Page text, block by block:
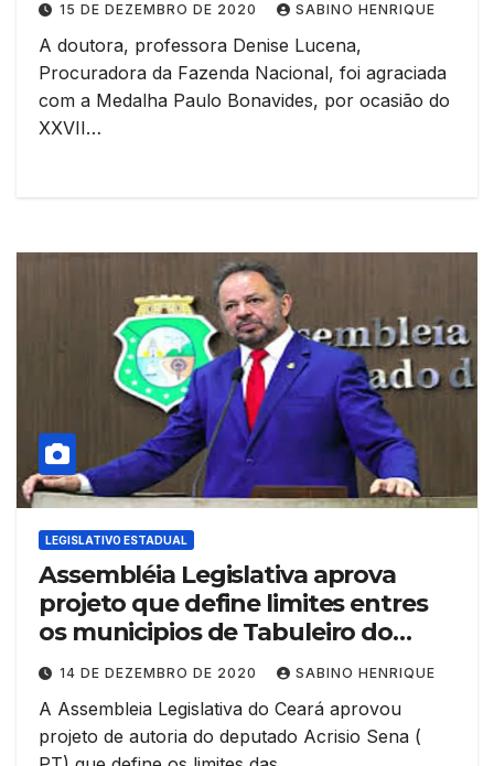
15 DE DEZEMBRO DE 2020 SABINO HENRIQUE
A doutora, professora Denise Lucena,
Procuradora da Fazenda Nacional, foi agraciada
com a Medalha Paulo Bonavides, por ocasião do
XXVII…
LEGISLATIVO ESTADUAL
Assembléia Legislativa aprova
projeto que define limites entres
os municipios de Tabuleiro do
Norte e Alto Santo
14 DE DEZEMBRO DE 2020 SABINO HENRIQUE
A Assembleia Legislativa do Ceará aprovou
projeto de autoria do deputado Acrisio Sena (